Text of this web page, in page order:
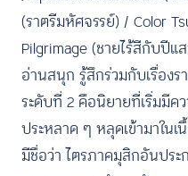
(ราตรีมหัศจรรย์) / Color
Pilgrimage (ชายไร้สีกับปี
อ่านสนุก รู้สึกร่วมกับเรื่องร
ระดับที่ 2 คือนิยายที่เริ่มมี
ประหลาด ๆ หลุดเข้ามาใน
มีชื่อว่า ไตรภาคมุสิกอันปร